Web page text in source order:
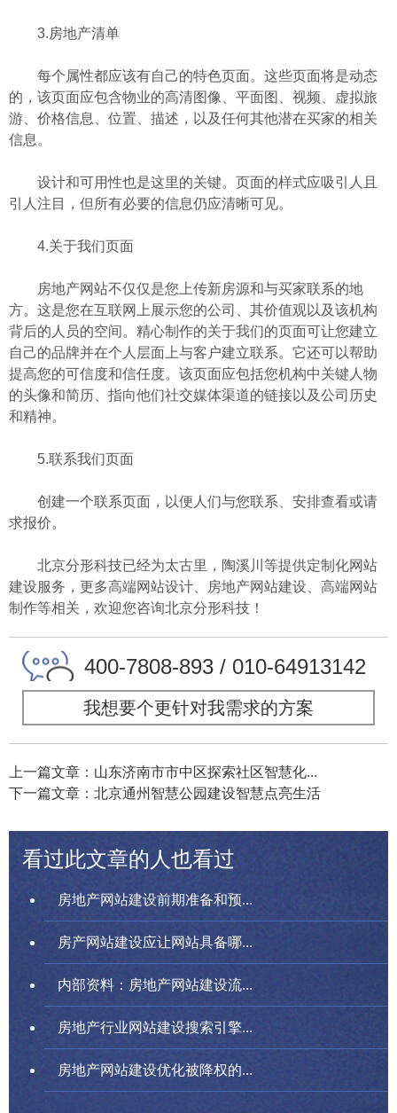
3.房地产清单
每个属性都应该有自己的特色页面。这些页面将是动态
的，该页面应包含物业的高清图像、平面图、视频、虚拟旅
游、价格信息、位置、描述，以及任何其他潜在买家的相关
信息。
设计和可用性也是这里的关键。页面的样式应吸引人且
引人注目，但所有必要的信息仍应清晰可见。
4.关于我们页面
房地产网站不仅仅是您上传新房源和与买家联系的地
方。这是您在互联网上展示您的公司、其价值观以及该机构
背后的人员的空间。精心制作的关于我们的页面可让您建立
自己的品牌并在个人层面上与客户建立联系。它还可以帮助
提高您的可信度和信任度。该页面应包括您机构中关键人物
的头像和简历、指向他们社交媒体渠道的链接以及公司历史
和精神。
5.联系我们页面
创建一个联系页面，以便人们与您联系、安排查看或请
求报价。
北京分形科技已经为太古里，陶溪川等提供定制化网站
建设服务，更多高端网站设计、房地产网站建设、高端网站
制作等相关，欢迎您咨询北京分形科技！
400-7808-893 / 010-64913142
我想要个更针对我需求的方案
上一篇文章：山东济南市市中区探索社区智慧化...
下一篇文章：北京通州智慧公园建设智慧点亮生活
看过此文章的人也看过
房地产网站建设前期准备和预...
房产网站建设应让网站具备哪...
内部资料：房地产网站建设流...
房地产行业网站建设搜索引擎...
房地产网站建设优化被降权的...